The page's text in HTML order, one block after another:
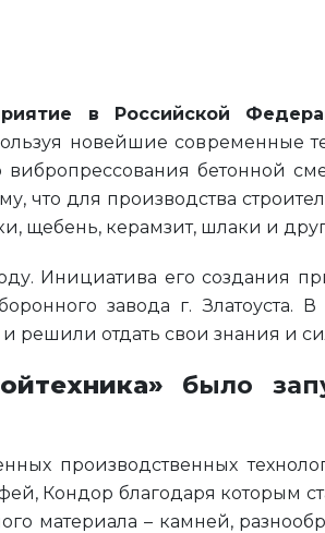
в Российской
новейшие современные
вибропрессования бетонной
что для производства
щебень, керамзит, шлаки и
Инициатива его создания
завода г. Златоуста.
решили отдать свои знания и
было
производственных
Кондор благодаря которым
материала – камней,